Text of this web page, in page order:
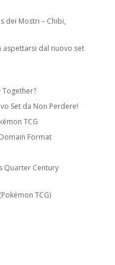
identica senza
Prime, EX, GX.
superiore
Holo,
a rarità
dei Mostri – Chibi,
aspettarsi dal nuovo set
Set da Non Perdere!
TCG
Format
Quarter Century
TCG)